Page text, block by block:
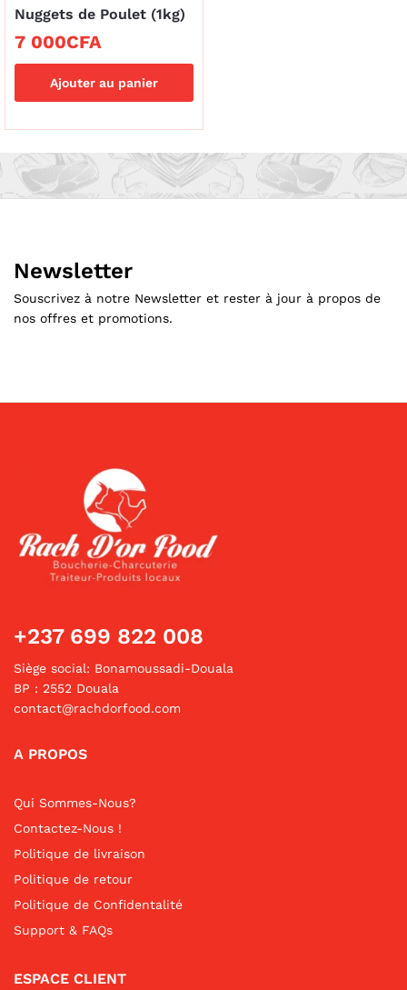
Nuggets de Poulet (1kg)
7 000CFA
Ajouter au panier
Newsletter
Souscrivez à notre Newsletter et rester à jour à propos de
nos offres et promotions.
+237 699 822 008
Siège social: Bonamoussadi-Douala
BP : 2552 Douala
contact@rachdorfood.com
A PROPOS
Qui Sommes-Nous?
Contactez-Nous !
Politique de livraison
Politique de retour
Politique de Confidentalité
Support & FAQs
ESPACE CLIENT